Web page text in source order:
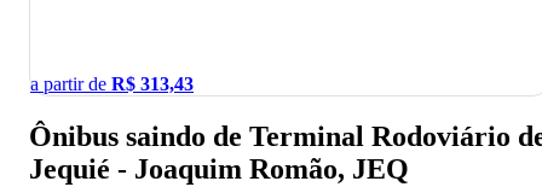
a partir de R$ 313,43
Ônibus saindo de Terminal Rodoviário
Jequié - Joaquim Romão, JEQ